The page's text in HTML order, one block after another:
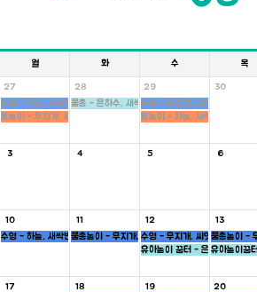
월 화 수 목
27
수영 - 하늘, 새싹반
몸놀이 - 무지개, 씨앗반
28
물총 - 은하수, 새싹, 병아리반
29
수영 - 무지개, 씨앗반
몸놀이 - 하늘, 새싹반
30
3 4 5 6
10
수영 - 하늘, 새싹반
11
물총놀이 - 무지개, 새싹, 병아리반
12
수영 - 무지개, 씨앗반
유아놀이 꿈터 - 은하수, 하늘반
13
물총놀이 -
유아놀이꿈
17
18
19
20